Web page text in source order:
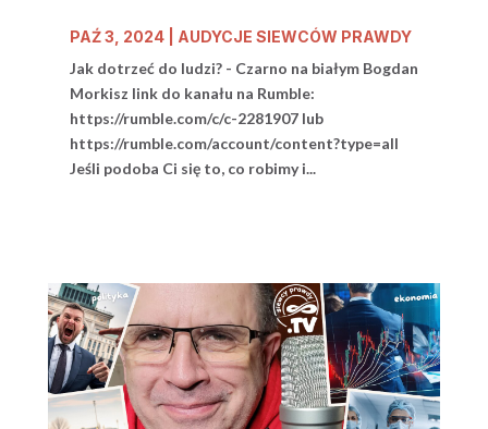
PAŹ 3, 2024| AUDYCJE SIEWCÓW PRAWDY
Jak dotrzeć do ludzi? - Czarno na białym Bogdan
Morkisz link do kanału na Rumble:
https://rumble.com/c/c-2281907 lub
https://rumble.com/account/content?type=all
Jeśli podoba Ci się to, co robimy i...